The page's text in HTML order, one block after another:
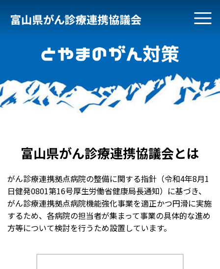
富山県がん診療連携協議会とは
がん診療連携拠点病院の整備に関する指針（令和4年8月1
日健発0801第16号厚生労働省健康局長通知）に基づき、
がん診療連携拠点病院機能強化事業を適正かつ円滑に実施
するため、各病院の担当者が集まって事業の具体的な進め
方等について検討を行うため設置しています。